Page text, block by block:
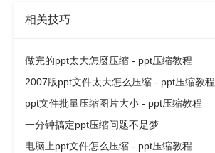
相关技巧
做完的ppt太大怎麼压缩 - ppt压缩教程
2007版ppt文件太大怎么压缩 - ppt压缩教程
ppt文件批量压缩图片大小 - ppt压缩教程
一分钟搞定ppt压缩问题不是梦
电脑上ppt文件怎么压缩 - ppt压缩教程